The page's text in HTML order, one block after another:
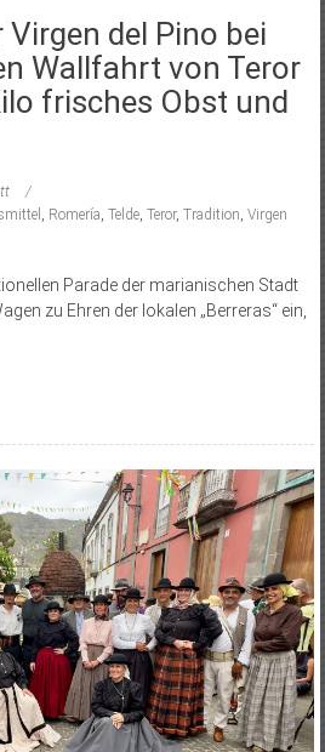
Virgen del Pino bei
Wallfahrt von Teror
frisches Obst und
Romería Telde, Teror, Tradition Virgen
Parade der marianischen Stadt
zu Ehren der lokalen „Berreras“ ein,